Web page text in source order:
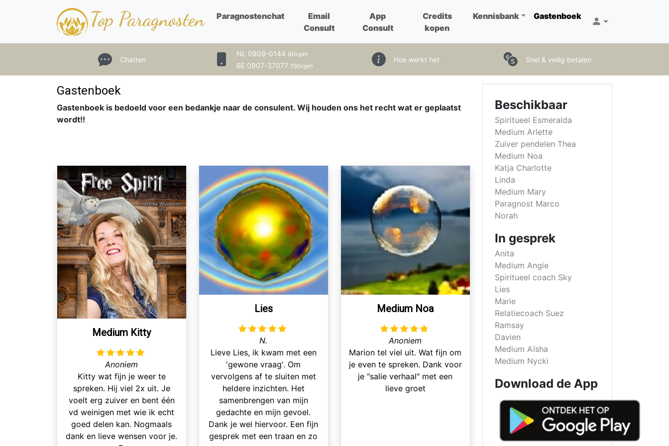
Top Paragnosten Paragnostenchat
Email
Consult
App
Consult
Credits
kopen
Kennisbank Gastenboek
Chatten
NL 0909-0144 90cpm
BE 0907-37077 150cpm
Hoe werkt het Snel & veilig betalen
Gastenboek
Gastenboek is bedoeld voor een bedankje naar de consulent. Wij houden ons het recht wat er geplaatst
wordt!!
Medium Kitty
Anoniem
Kitty wat fijn je weer te
spreken. Hij viel 2x uit. Je
voelt erg zuiver en bent één
vd weinigen met wie ik echt
goed delen kan. Nogmaals
dank en lieve wensen voor je.
Lies
N.
Lieve Lies, ik kwam met een
'gewone vraag'. Om
vervolgens af te sluiten met
heldere inzichten. Het
samenbrengen van mijn
gedachte en mijn gevoel.
Dank je wel hiervoor. Een fijn
gesprek met een traan en zo
Medium Noa
Anoniem
Marion tel viel uit. Wat fijn om
je even te spreken. Dank voor
je "salie verhaal" met een
lieve groet
Beschikbaar
Spiritueel Esmeralda
Medium Arlette
Zuiver pendelen Thea
Medium Noa
Katja Charlotte
Linda
Medium Mary
Paragnost Marco
Norah
In gesprek
Anita
Medium Angie
Spiritueel coach Sky
Lies
Marie
Relatiecoach Suez
Ramsay
Davien
Medium Aïsha
Medium Nycki
Download de App